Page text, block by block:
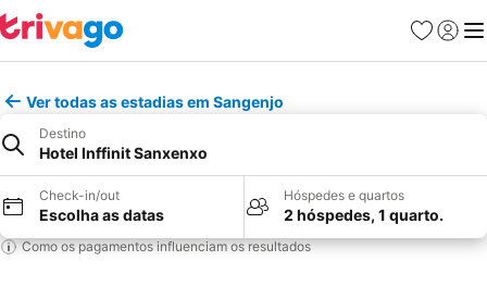
Favoritos
Iniciar
Ver todas as estadias em Sangenjo
Destino
Hotel Inffinit Sanxenxo
Check-in/out
Escolha as datas
Hóspedes e quartos
2 hóspedes, 1 quarto.
Como os pagamentos influenciam os resultados